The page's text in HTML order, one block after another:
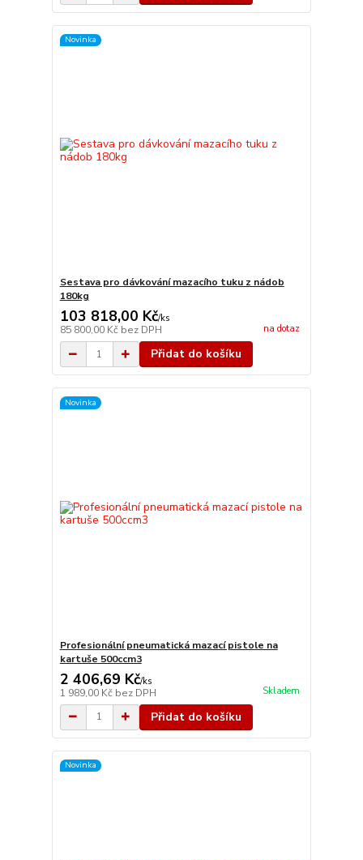
Novinka
Sestava pro dávkování mazacího tuku z nádob
180kg
103 818,00 Kč/ks
85 800,00 Kč bez DPH na dotaz
Přidat do košíku
Novinka
Profesionální pneumatická mazací pistole na
kartuše 500ccm3
2 406,69 Kč/ks
1 989,00 Kč bez DPH Skladem
Přidat do košíku
Novinka